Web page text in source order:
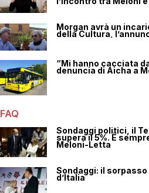
Morgan avrà un
della Cultura,
“Mi hanno cacciata
denuncia di Aicha a
FAQ
Sondaggi politici, il
supera il 5%. È
Meloni-Letta
Sondaggi: il sorpasso
d’Italia